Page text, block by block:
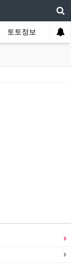
토토정보